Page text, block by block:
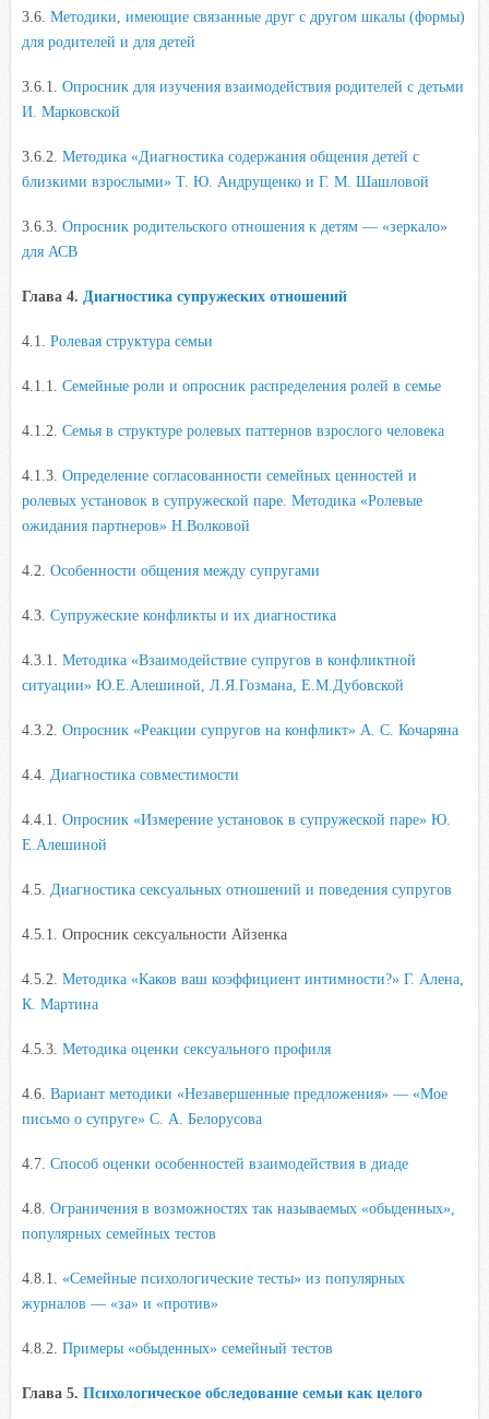
3.6. Методики, имеющие связанные друг с другом шкалы (формы)
для родителей и для детей
3.6.1. Опросник для изучения взаимодействия родителей с детьми
И. Марковской
3.6.2. Методика «Диагностика содержания общения детей с
близкими взрослыми» Т. Ю. Андрущенко и Г. М. Шашловой
3.6.3. Опросник родительского отношения к детям — «зеркало»
для АСВ
Глава 4. Диагностика супружеских отношений
4.1. Ролевая структура семьи
4.1.1. Семейные роли и опросник распределения ролей в семье
4.1.2. Семья в структуре ролевых паттернов взрослого человека
4.1.3. Определение согласованности семейных ценностей и
ролевых установок в супружеской паре. Методика «Ролевые
ожидания партнеров» Н.Волковой
4.2. Особенности общения между супругами
4.3. Супружеские конфликты и их диагностика
4.3.1. Методика «Взаимодействие супругов в конфликтной
ситуации» Ю.Е.Алешиной, Л.Я.Гозмана, Е.М.Дубовской
4.3.2. Опросник «Реакции супругов на конфликт» А. С. Кочаряна
4.4. Диагностика совместимости
4.4.1. Опросник «Измерение установок в супружеской паре» Ю.
Е.Алешиной
4.5. Диагностика сексуальных отношений и поведения супругов
4.5.1. Опросник сексуальности Айзенка
4.5.2. Методика «Каков ваш коэффициент интимности?» Г. Алена,
К. Мартина
4.5.3. Методика оценки сексуального профиля
4.6. Вариант методики «Незавершенные предложения» — «Мое
письмо о супруге» С. А. Белорусова
4.7. Способ оценки особенностей взаимодействия в диаде
4.8. Ограничения в возможностях так называемых «обыденных»,
популярных семейных тестов
4.8.1. «Семейные психологические тесты» из популярных
журналов — «за» и «против»
4.8.2. Примеры «обыденных» семейный тестов
Глава 5. Психологическое обследование семьи как целого